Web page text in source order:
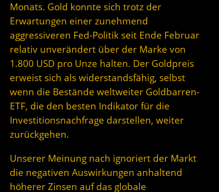
Monats. Gold konnte sich trotz der
Erwartungen einer zunehmend
aggressiveren Fed-Politik seit Ende Februar
relativ unverändert über der Marke von
1.800 USD pro Unze halten. Der Goldpreis
erweist sich als widerstandsfähig, selbst
wenn die Bestände weltweiter Goldbarren-
ETF, die den besten Indikator für die
Investitionsnachfrage darstellen, weiter
zurückgehen.
Unserer Meinung nach ignoriert der Markt
die negativen Auswirkungen anhaltend
höherer Zinsen auf das globale